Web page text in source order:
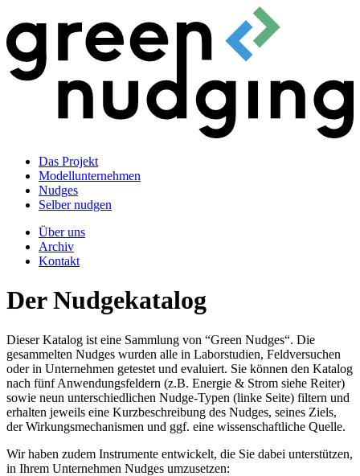
Das Projekt
Modellunternehmen
Nudges
Selber nudgen
Über uns
Archiv
Kontakt
Der Nudgekatalog
Dieser Katalog ist eine Sammlung von “Green Nudges“. Die
gesammelten Nudges wurden alle in Laborstudien, Feldversuchen
oder in Unternehmen getestet und evaluiert. Sie können den Katalog
nach fünf Anwendungsfeldern (z.B. Energie & Strom siehe Reiter)
sowie neun unterschiedlichen Nudge-Typen (linke Seite) filtern und
erhalten jeweils eine Kurzbeschreibung des Nudges, seines Ziels,
der Wirkungsmechanismen und ggf. eine wissenschaftliche Quelle.
Wir haben zudem Instrumente entwickelt, die Sie dabei unterstützen,
in Ihrem Unternehmen Nudges umzusetzen: